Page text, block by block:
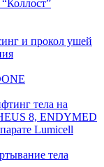
и прокол ушей
тела на
8, ENDYMED
Lumicell
тела